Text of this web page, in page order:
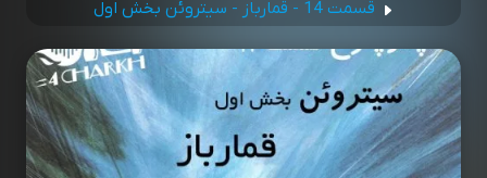
قسمت 14 - قمارباز - سیتروئن بخش اول